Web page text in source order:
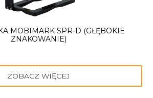
MOBIMARK SPR-D (GŁĘBOKIE
ZNAKOWANIE)
ZOBACZ WIĘCEJ